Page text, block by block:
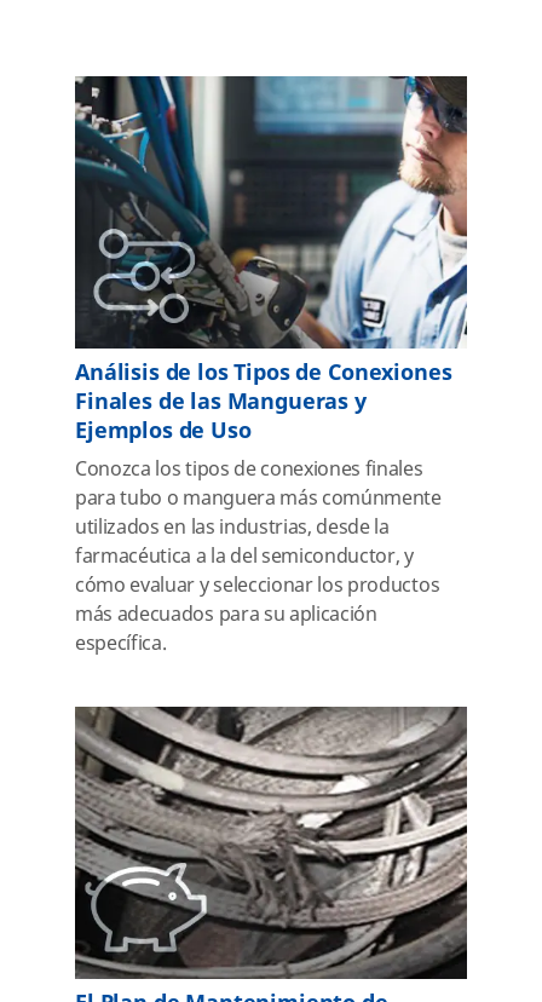
Análisis de los Tipos de Conexiones
Finales de las Mangueras y
Ejemplos de Uso
Conozca los tipos de conexiones finales
para tubo o manguera más comúnmente
utilizados en las industrias, desde la
farmacéutica a la del semiconductor, y
cómo evaluar y seleccionar los productos
más adecuados para su aplicación
específica.